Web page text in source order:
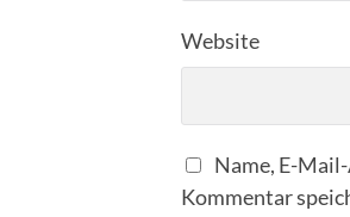
Website
Name, E-
Kommentar